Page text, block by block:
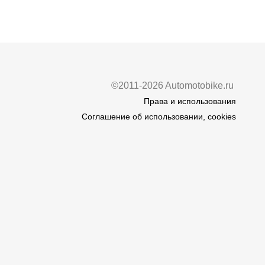
©2011-2026 Automotobike.ru
Права и использования
Соглашение об использовании, cookies